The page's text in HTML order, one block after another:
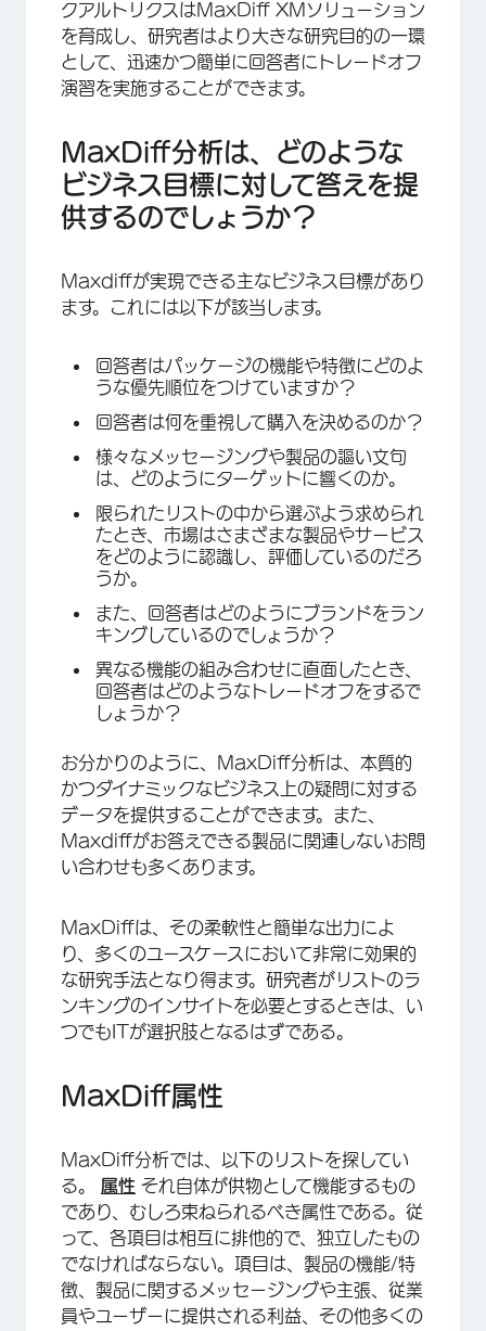
クアルトリクスはMaxDiff XMソリューション
を育成し、研究者はより大きな研究目的の一環
として、迅速かつ簡単に回答者にトレードオフ
演習を実施することができます。
MaxDiff分析は、どのような
ビジネス目標に対して答えを提
供するのでしょうか？
Maxdiffが実現できる主なビジネス目標があり
ます。これには以下が該当します。
回答者はパッケージの機能や特徴にどのよ
うな優先順位をつけていますか？
回答者は何を重視して購入を決めるのか？
様々なメッセージングや製品の謳い文句
は、どのようにターゲットに響くのか。
限られたリストの中から選ぶよう求められ
たとき、市場はさまざまな製品やサービス
をどのように認識し、評価しているのだろ
うか。
また、回答者はどのようにブランドをラン
キングしているのでしょうか？
異なる機能の組み合わせに直面したとき、
回答者はどのようなトレードオフをするで
しょうか？
お分かりのように、MaxDiff分析は、本質的
かつダイナミックなビジネス上の疑問に対する
データを提供することができます。また、
Maxdiffがお答えできる製品に関連しないお問
い合わせも多くあります。
MaxDiffは、その柔軟性と簡単な出力によ
り、多くのユースケースにおいて非常に効果的
な研究手法となり得ます。研究者がリストのラ
ンキングのインサイトを必要とするときは、い
つでもITが選択肢となるはずである。
MaxDiff属性
MaxDiff分析では、以下のリストを探してい
る。 属性 それ自体が供物として機能するもの
であり、むしろ束ねられるべき属性である。従
って、各項目は相互に排他的で、独立したもの
でなければならない。項目は、製品の機能/特
徴、製品に関するメッセージングや主張、従業
員やユーザーに提供される利益、その他多くの